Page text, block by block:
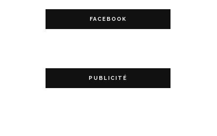
FACEBOOK
PUBLICITÉ